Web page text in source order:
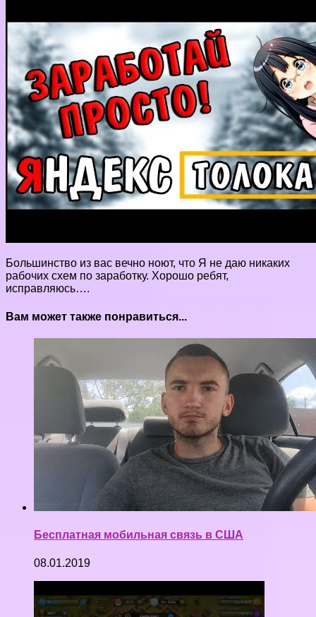
Большинство из вас вечно ноют, что Я не даю никаких
рабочих схем по заработку. Хорошо ребят,
исправляюсь….
Вам может также понравиться...
Бесплатная мобильная связь в США
08.01.2019